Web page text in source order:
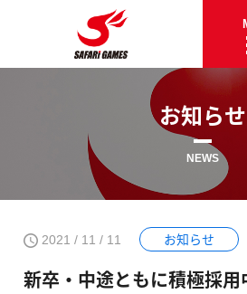
お知らせ
NEWS
2021 / 11 / 11 お知らせ
新卒・中途ともに積極採用